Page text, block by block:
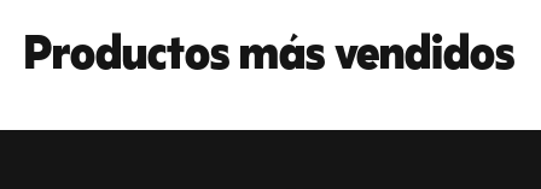
Productos más vendidos